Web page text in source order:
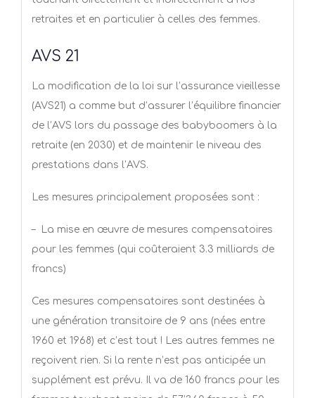
retraites et en particulier à celles des femmes.
AVS 21
La modification de la loi sur l’assurance vieillesse
(AVS21) a comme but d’assurer l’équilibre financier
de l’AVS lors du passage des babyboomers à la
retraite (en 2030) et de maintenir le niveau des
prestations dans l’AVS.
Les mesures principalement proposées sont :
–
La mise en œuvre de mesures compensatoires
pour les femmes (qui coûteraient 3.3 milliards de
francs)
Ces mesures compensatoires sont destinées à
une génération transitoire de 9 ans (nées entre
1960 et 1968) et c’est tout ! Les autres femmes ne
reçoivent rien. Si la rente n’est pas anticipée un
supplément est prévu. Il va de 160 francs pour les